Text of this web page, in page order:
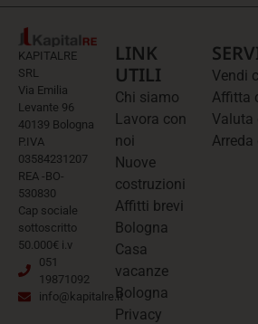
KAPITALRE
SRL
Via Emilia
Levante 96
40139 Bologna
P.IVA
03584231207
REA -BO-
530830
Cap sociale
sottoscritto
50.000€ i.v
051
19871092
info@kapitalre.it
LINK
UTILI
Chi siamo
Lavora con
noi
Nuove
costruzioni
Affitti brevi
Bologna
Casa
vacanze
Bologna
Privacy
Vendi
Affitta
Valuta
Arreda